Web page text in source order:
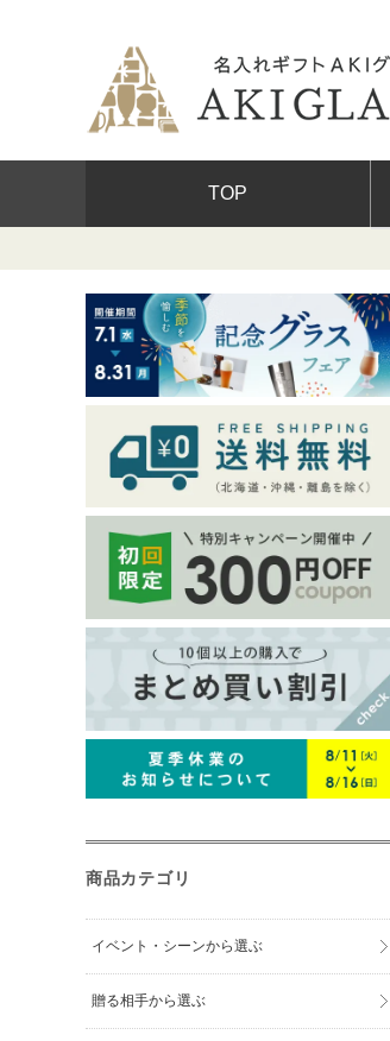
TOP
商品カテゴリ
イベント・シーンから選ぶ
贈る相手から選ぶ